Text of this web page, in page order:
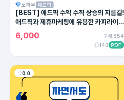
노하우 애드픽
[BEST] 애드픽 수익 수직 상승의 지름길!
애드픽과 제휴마케팅에 유용한 카피라이팅
의 모든 방법!
6,000
구매 554
140 PDF
0.0